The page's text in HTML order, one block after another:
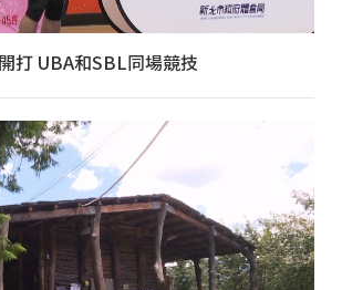
打 UBA和SBL同場競技